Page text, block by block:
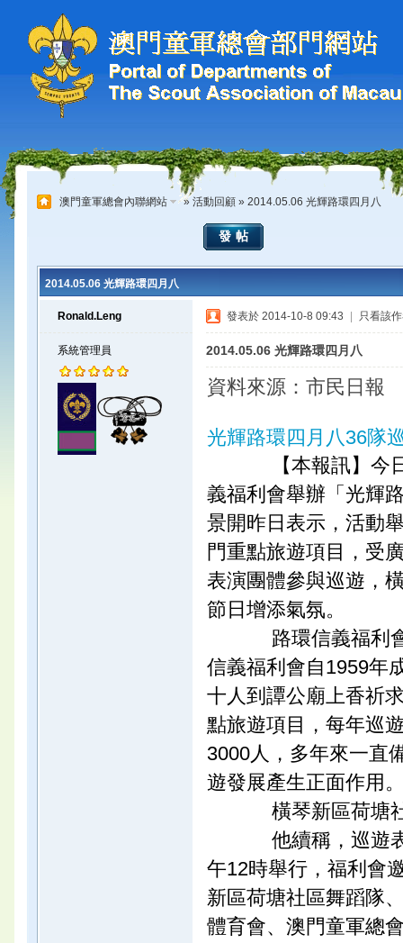
澳門童軍總會內聯網站 » 活動回顧 » 2014.05.06 光輝路環四月八
發帖
2014.05.06 光輝路環四月八
Ronald.Leng
系統管理員
發表於 2014-10-8 09:43 只看該
2014.05.06 光輝路環四月八
資料來源：市民日報
光輝路環四月八36隊
【本報訊】今日
義福利會舉辦「光輝
景開昨日表示，活動
門重點旅遊項目，受
表演團體參與巡遊，
節日增添氣氛。
路環信義福利會
信義福利會自1959年
十人到譚公廟上香祈
點旅遊項目，每年巡
3000人，多年來一直
遊發展產生正面作用
橫琴新區荷塘
他續稱，巡遊表
午12時舉行，福利會
新區荷塘社區舞蹈隊
體育會、澳門童軍總